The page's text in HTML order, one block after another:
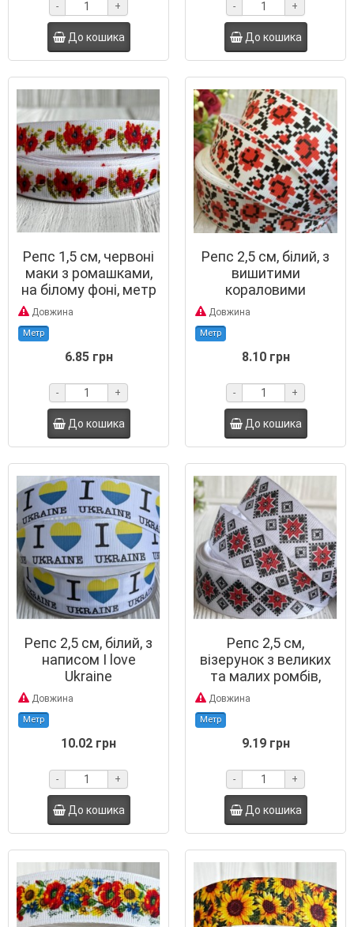
- +
До кошика
- +
До кошика
Репс 1,5 см, червоні
маки з ромашками,
на білому фоні, метр
Довжина
Метр
6.85 грн
- +
До кошика
Репс 2,5 см, білий, з
вишитими
кораловими
трояндами, метр
Довжина
Метр
8.10 грн
- +
До кошика
Репс 2,5 см, білий, з
написом I love
Ukraine
Довжина
Метр
10.02 грн
- +
До кошика
Репс 2,5 см,
візерунок з великих
та малих ромбів,
чорно-червоні на
Довжина
Метр
9.19 грн
- +
До кошика